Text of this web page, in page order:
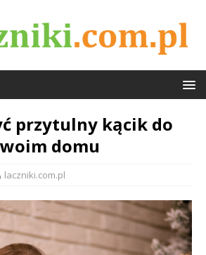
przytulny kącik do
domu
laczniki.com.pl